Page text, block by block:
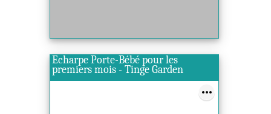
Echarpe Porte-Bébé pour les
premiers mois - Tinge Garden